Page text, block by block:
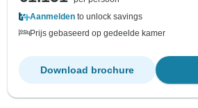
Aanmelden to unlock savings
Prijs gebaseerd op gedeelde kamer
Download brochure